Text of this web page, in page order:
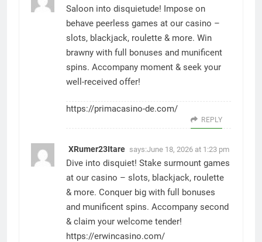
Saloon into disquietude! Impose on
behave peerless games at our casino –
slots, blackjack, roulette & more. Win
brawny with full bonuses and munificent
spins. Accompany moment & seek your
well-received offer!
https://primacasino-de.com/
REPLY
XRumer23Itare says:June 18, 2026 at 1:23 pm
Dive into disquiet! Stake surmount games
at our casino – slots, blackjack, roulette
& more. Conquer big with full bonuses
and munificent spins. Accompany second
& claim your welcome tender!
https://erwincasino.com/